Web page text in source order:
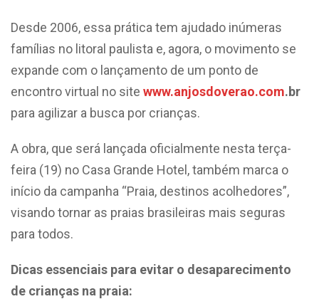
Desde 2006, essa prática tem ajudado inúmeras
famílias no litoral paulista e, agora, o movimento se
expande com o lançamento de um ponto de
encontro virtual no site www.anjosdoverao.com.br
para agilizar a busca por crianças.
A obra, que será lançada oficialmente nesta terça-
feira (19) no Casa Grande Hotel, também marca o
início da campanha “Praia, destinos acolhedores”,
visando tornar as praias brasileiras mais seguras
para todos.
Dicas essenciais para evitar o desaparecimento
de crianças na praia: